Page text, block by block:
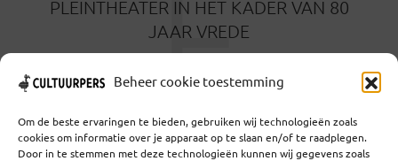
Beheer cookie toestemming
Om de beste ervaringen te bieden, gebruiken wij technologieën zoals
cookies om informatie over je apparaat op te slaan en/of te raadplegen.
Door in te stemmen met deze technologieën kunnen wij gegevens zoals
PLEINTHEATER IN HET KADER VAN 80
JAAR VREDE
F